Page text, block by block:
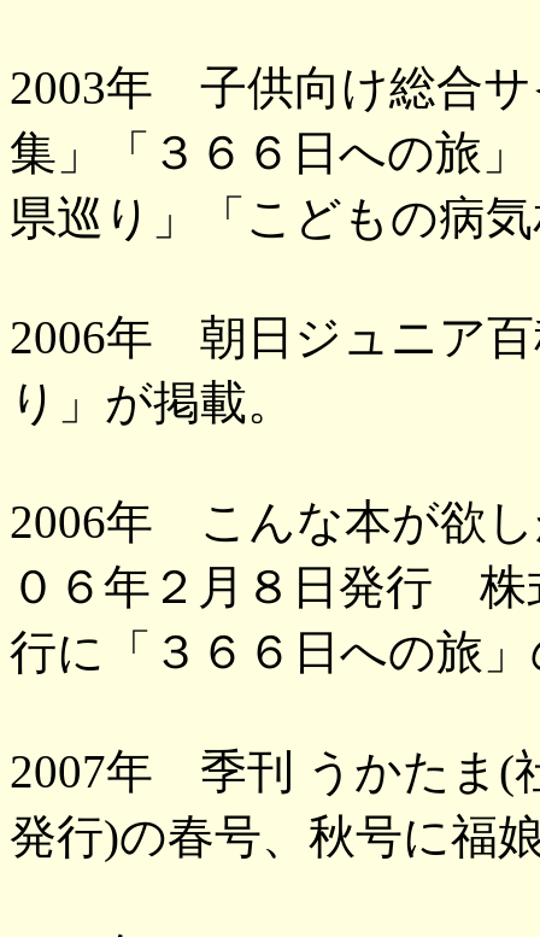
2003年 子供向け総合
集」「３６６日への旅
県巡り」「こどもの病
2006年 朝日ジュニア
り」が掲載。
2006年 こんな本が欲
０６年２月８日発行
行に「３６６日への旅
2007年 季刊 うかたま(
発行)の春号、秋号に福